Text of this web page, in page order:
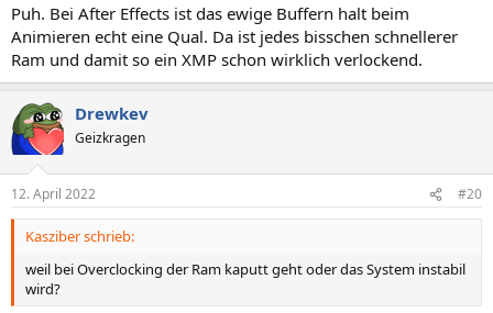
Puh. Bei After Effects ist das ewige Buffern halt beim
Animieren echt eine Qual. Da ist jedes bisschen schnellerer
Ram und damit so ein XMP schon wirklich verlockend.
Drewkev
Geizkragen
12. April 2022 #20
Kasziber schrieb:
weil bei Overclocking der Ram kaputt geht oder das System instabil
wird?